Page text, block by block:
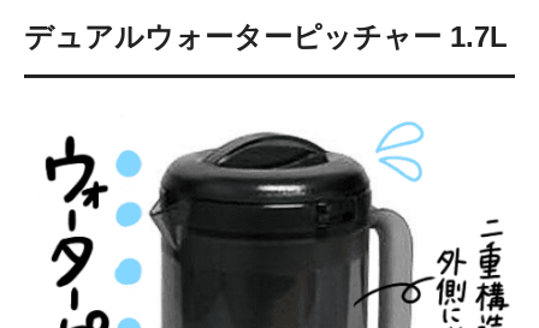
デュアルウォーターピッチャー 1.7L